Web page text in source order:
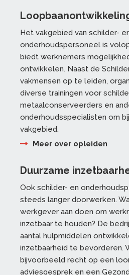
Het vakgebied van schilder-
onderhoudspersoneel is
biedt werknemers
ontwikkelen. Naast de
vakmensen op te leiden,
diverse trainingen voor
metaalconserveerders en
onderhoudsspecialisten om
vakgebied.
Meer over opleiden
Duurzame
Ook schilder- en
steeds langer doorwerken.
werkgever aan doen om
inzetbaar te houden? De
aantal hulpmiddelen
inzetbaarheid te bevorderen.
bijvoorbeeld recht op een
adviesgesprek en een